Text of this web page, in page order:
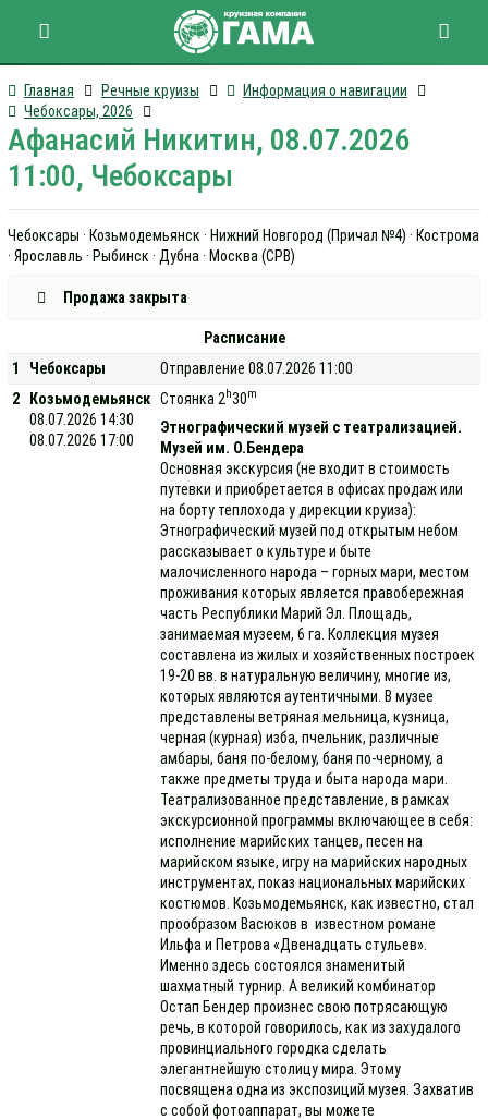
Главная Речные круизы
Информация о навигации
Чебоксары, 2026
Афанасий Никитин, 08.07.2026
11:00, Чебоксары
Чебоксары · Козьмодемьянск · Нижний Новгород (Причал №4) · Кострома
· Ярославль · Рыбинск · Дубна · Москва (СРВ)
Продажа закрыта
Расписание
1
Чебоксары
Отправление 08.07.2026 11:00
2
Козьмодемьянск
08.07.2026 14:30
08.07.2026 17:00
Стоянка 2 h30m
Этнографический музей с театрализацией.
Музей им. О.Бендера
Основная экскурсия (не входит в стоимость
путевки и приобретается в офисах продаж или
на борту теплохода у дирекции круиза):
Этнографический музей под открытым небом
рассказывает о культуре и быте
малочисленного народа – горных мари, местом
проживания которых является правобережная
часть Республики Марий Эл. Площадь,
занимаемая музеем, 6 га. Коллекция музея
составлена из жилых и хозяйственных построек
19-20 вв. в натуральную величину, многие из,
которых являются аутентичными. В музее
представлены ветряная мельница, кузница,
черная (курная) изба, пчельник, различные
амбары, баня по-белому, баня по-черному, а
также предметы труда и быта народа мари.
Театрализованное представление, в рамках
экскурсионной программы включающее в себя:
исполнение марийских танцев, песен на
марийском языке, игру на марийских народных
инструментах, показ национальных марийских
костюмов. Козьмодемьянск, как известно, стал
прообразом Васюков в известном романе
Ильфа и Петрова «Двенадцать стульев».
Именно здесь состоялся знаменитый
шахматный турнир. А великий комбинатор
Остап Бендер произнес свою потрясающую
речь, в которой говорилось, как из захудалого
провинциального городка сделать
элегантнейшую столицу мира. Этому
посвящена одна из экспозиций музея. Захватив
с собой фотоаппарат, вы можете